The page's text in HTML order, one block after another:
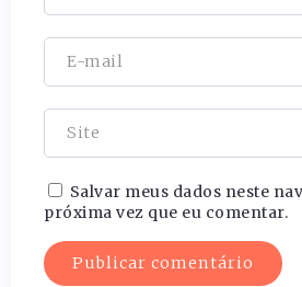
Salvar meus dados neste
próxima vez que eu comentar.